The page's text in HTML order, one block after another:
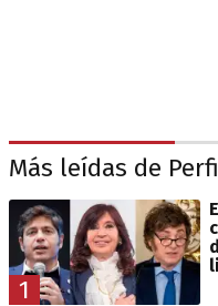
Más leídas de
1